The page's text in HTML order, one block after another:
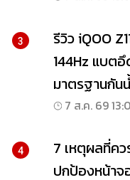
3
รีวิว iQOO
144Hz แบต
มาตรฐานกัน
7 ส.ค. 69
4
7 เหตุผลที่ค
ปกป้องหน้าจ